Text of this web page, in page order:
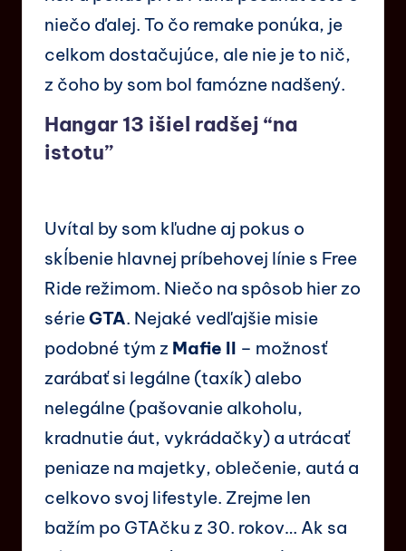
niečo ďalej. To čo remake ponúka, je
celkom dostačujúce, ale nie je to nič,
z čoho by som bol famózne nadšený.
Hangar 13 išiel radšej “na
istotu”
Uvítal by som kľudne aj pokus o
skĺbenie hlavnej príbehovej línie s Free
Ride režimom. Niečo na spôsob hier zo
sérieGTA. Nejaké vedľajšie misie
podobné tým z Mafie II – možnosť
zarábať si legálne (taxík) alebo
nelegálne (pašovanie alkoholu,
kradnutie áut, vykrádačky) a utrácať
peniaze na majetky, oblečenie, autá a
celkovo svoj lifestyle. Zrejme len
bažím po GTAčku z 30. rokov… Ak sa